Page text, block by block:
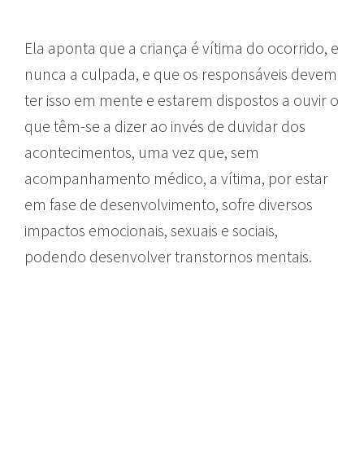
Ela aponta que a criança é vítima do ocorrido, e
nunca a culpada, e que os responsáveis devem
ter isso em mente e estarem dispostos a ouvir o
que têm-se a dizer ao invés de duvidar dos
acontecimentos, uma vez que, sem
acompanhamento médico, a vítima, por estar
em fase de desenvolvimento, sofre diversos
impactos emocionais, sexuais e sociais,
podendo desenvolver transtornos mentais.